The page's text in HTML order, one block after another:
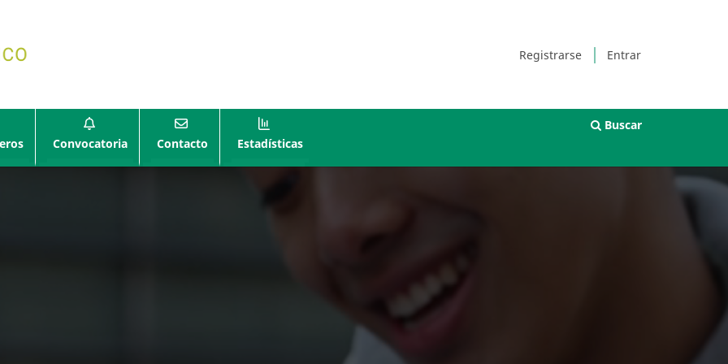
Registrarse Entrar
Convocatoria Contacto Estadísticas
Buscar